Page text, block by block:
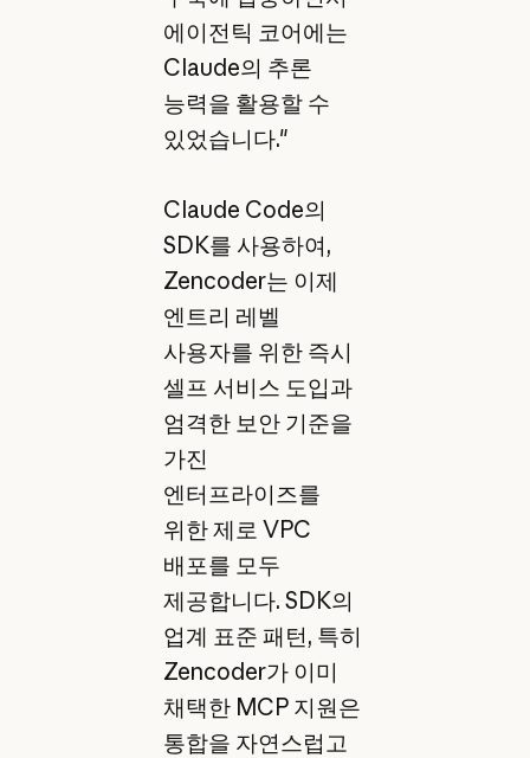
에이전틱 코어에는
Claude의 추론
능력을 활용할 수
있었습니다."
Claude Code의
SDK를 사용하여,
Zencoder는 이제
엔트리 레벨
사용자를 위한 즉시
셀프 서비스 도입과
엄격한 보안 기준을
가진
엔터프라이즈를
위한 제로 VPC
배포를 모두
제공합니다. SDK의
업계 표준 패턴, 특히
Zencoder가 이미
채택한 MCP 지원은
통합을 자연스럽고